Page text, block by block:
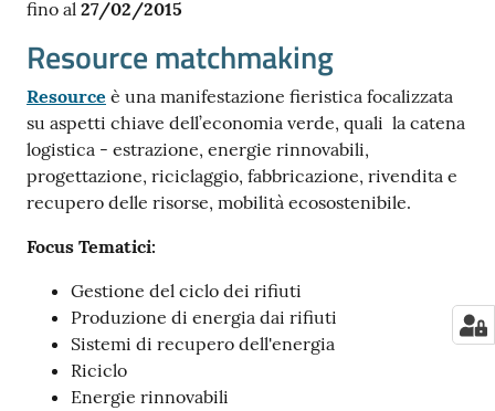
fino al 27/02/2015
Resource matchmaking
Resource è una manifestazione fieristica focalizzata
su aspetti chiave dell’economia verde, quali la catena
logistica - estrazione, energie rinnovabili,
progettazione, riciclaggio, fabbricazione, rivendita e
recupero delle risorse, mobilità ecosostenibile.
Focus Tematici:
Gestione del ciclo dei rifiuti
Produzione di energia dai rifiuti
Sistemi di recupero dell'energia
Riciclo
Energie rinnovabili